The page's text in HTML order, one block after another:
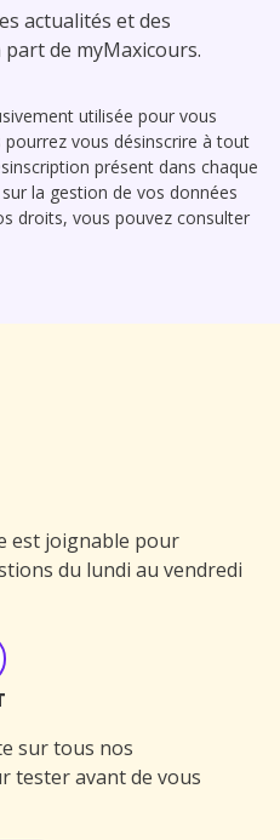
actualités et des
de myMaxicours.
utilisée pour vous
vous désinscrire à tout
présent dans chaque
la gestion de vos données
droits, vous pouvez consulter
est joignable pour
du lundi au vendredi
sur tous nos
tester avant de vous